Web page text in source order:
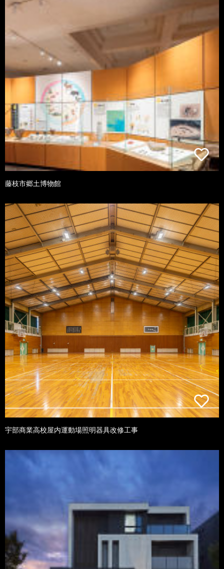
藤枝市郷土博物館
宇部商業高校屋内運動場照明器具改修工事